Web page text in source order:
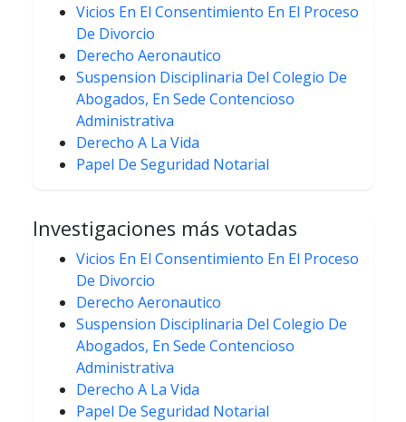
Vicios En El Consentimiento En El Proceso
De Divorcio
Derecho Aeronautico
Suspension Disciplinaria Del Colegio De
Abogados, En Sede Contencioso
Administrativa
Derecho A La Vida
Papel De Seguridad Notarial
Investigaciones más votadas
Vicios En El Consentimiento En El Proceso
De Divorcio
Derecho Aeronautico
Suspension Disciplinaria Del Colegio De
Abogados, En Sede Contencioso
Administrativa
Derecho A La Vida
Papel De Seguridad Notarial